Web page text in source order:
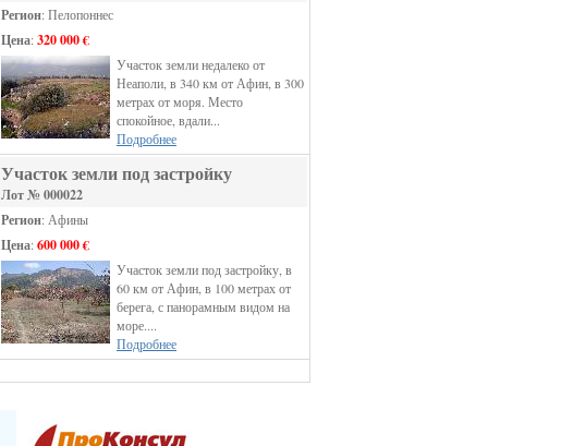
Регион: Пелопоннес
Цена:320 000 €
Участок земли недалеко от
Неаполи, в 340 км от Афин, в 300
метрах от моря. Место
спокойное, вдали...
Подробнее
Участок земли под застройку
Лот № 000022
Регион: Афины
Цена:600 000 €
Участок земли под застройку, в
60 км от Афин, в 100 метрах от
берега, с панорамным видом на
море....
Подробнее